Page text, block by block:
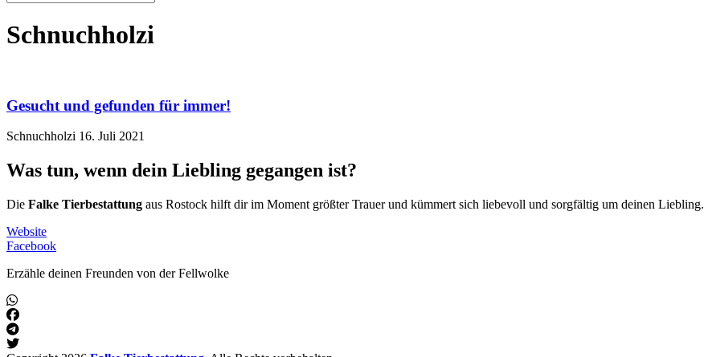
Schnuchholzi
Gesucht und gefunden für immer!
Schnuchholzi 16. Juli 2021
Was tun, wenn dein Liebling gegangen ist?
Die Falke Tierbestattung aus Rostock hilft dir im Moment größter Trauer und kümmert sich liebevoll und sorgfältig um deinen Liebling.
Website
Facebook
Erzähle deinen Freunden von der Fellwolke